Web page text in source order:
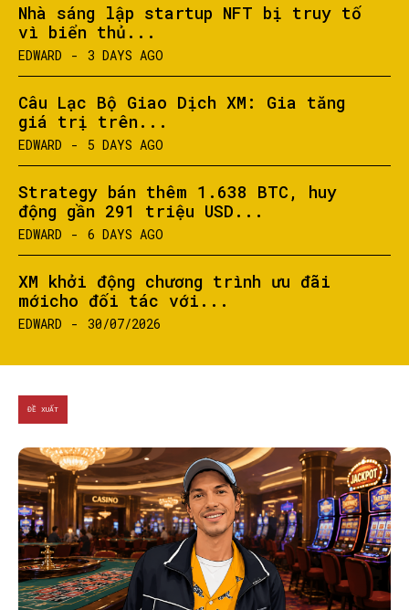
Nhà sáng lập startup NFT bị truy tố
vì biển thủ...
EDWARD - 3 DAYS AGO
Câu Lạc Bộ Giao Dịch XM: Gia tăng
giá trị trên...
EDWARD - 5 DAYS AGO
Strategy bán thêm 1.638 BTC, huy
động gần 291 triệu USD...
EDWARD - 6 DAYS AGO
XM khởi động chương trình ưu đãi
mớicho đối tác với...
EDWARD - 30/07/2026
ĐỀ XUẤT